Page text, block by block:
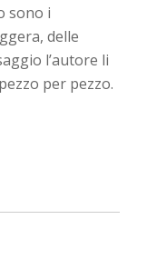
sono i
delle
l’autore li
per pezzo.